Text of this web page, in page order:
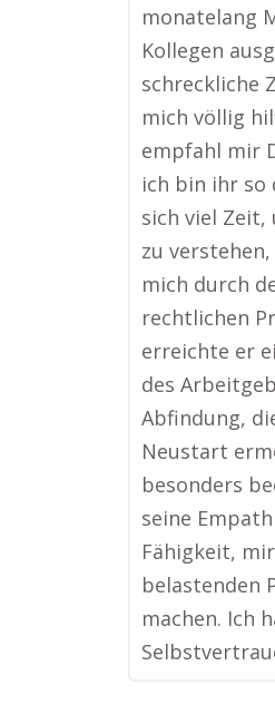
monatelang
Kollegen
schreckliche
mich völlig
empfahl mir
ich bin ihr so
sich viel
zu
mich durch
rechtlichen
erreichte er
des
Abfindung,
Neustart
besonders
seine
Fähigkeit,
belastenden
machen. Ich